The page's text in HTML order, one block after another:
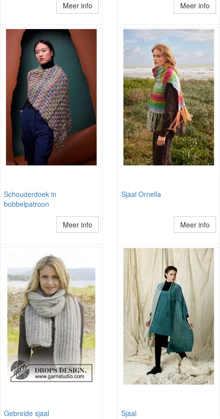
Meer info Meer info
Schouderdoek in
bobbelpatroon
Meer info
Sjaal Ornella
Meer info
Gebreide sjaal Sjaal